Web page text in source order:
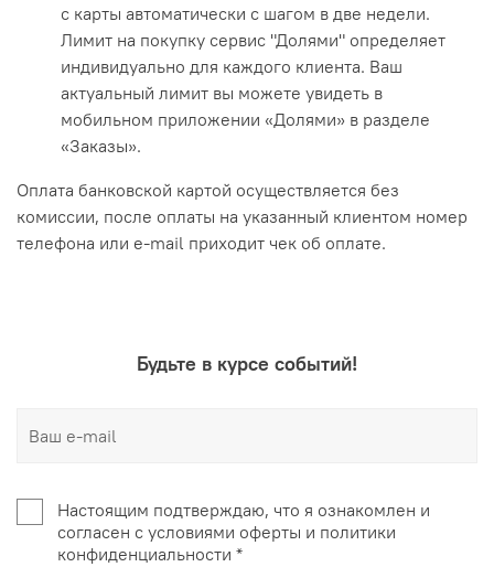
с карты автоматически с шагом в две недели.
Лимит на покупку сервис "Долями" определяет
индивидуально для каждого клиента. Ваш
актуальный лимит вы можете увидеть в
мобильном приложении «Долями» в разделе
«Заказы».
Оплата банковской картой осуществляется без
комиссии, после оплаты на указанный клиентом номер
телефона или e-mail приходит чек об оплате.
Будьте в курсе событий!
Настоящим подтверждаю, что я ознакомлен и
согласен с условиями оферты и политики
конфиденциальности *